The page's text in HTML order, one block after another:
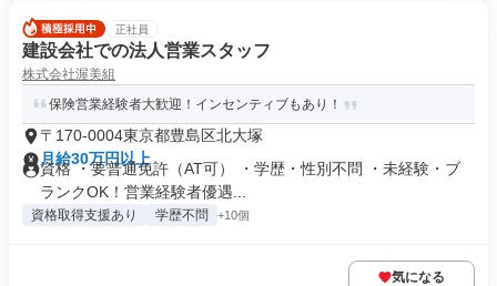
正社員
建設会社での法人営業スタッフ
株式会社渥美組
保険営業経験者大歓迎！インセンティブもあり！
〒170-0004東京都豊島区北大塚
月給30万円以上
資格 ・要普通免許（AT可） ・学歴・性別不問 ・未経験・ブ
ランクOK！営業経験者優遇...
資格取得支援あり 学歴不問 +10個
気になる